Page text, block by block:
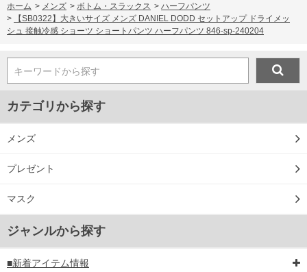
ホーム > メンズ > ボトム・スラックス > ハーフパンツ
>
【SB0322】大きいサイズ メンズ DANIEL DODD セットアップ ドライメッ
シュ 接触冷感 ショーツ ショートパンツ ハーフパンツ 846-sp-240204
キーワードから探す
カテゴリから探す
メンズ
プレゼント
マスク
ジャンルから探す
■新着アイテム情報